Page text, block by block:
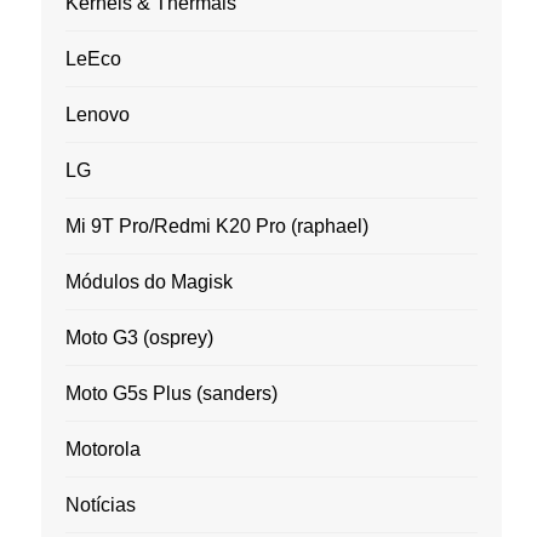
LeEco
Lenovo
LG
Mi 9T Pro/Redmi K20 Pro (raphael)
Módulos do Magisk
Moto G3 (osprey)
Moto G5s Plus (sanders)
Motorola
Notícias